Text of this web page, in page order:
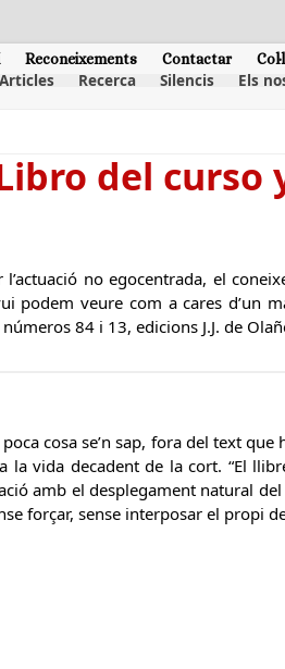
Reconeixements Contactar
Articles Recerca Silencis Els
Libro del
no egocentrada, el
podem veure com a cares d’un
84 i 13, edicions J.J. de
poca cosa se’n sap, fora del text
la vida decadent de la cort. “El
amb el desplegament natural
forçar, sense interposar el propi